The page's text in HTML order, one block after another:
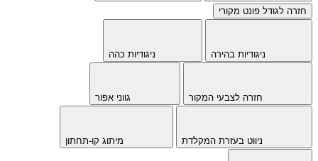
חזרה לגודל פונט מקורי
ניגודיות בהירה ניגודיות כהה
חזרה לצבעי המקור גווני אפור
ניווט בעזרת המקלדת מיתוג קו-תחתון